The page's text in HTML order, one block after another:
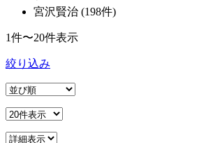
宮沢賢治 (198件)
1件〜20件表示
絞り込み